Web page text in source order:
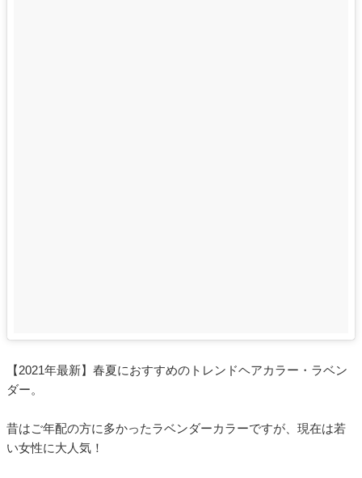
【2021年最新】春夏におすすめのトレンドヘアカラー・ラベン
ダー。
昔はご年配の方に多かったラベンダーカラーですが、現在は若
い女性に大人気！